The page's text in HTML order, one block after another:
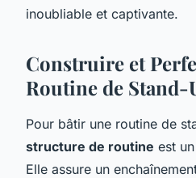
inoubliable et captivante.
Construire et
Routine de Stand-
Pour bâtir une routine de
structure de routine est
Elle assure un